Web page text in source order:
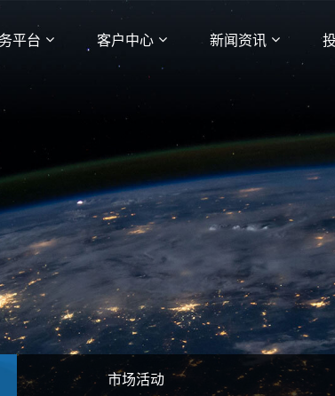
平台 客户中心 新闻资讯
市场活动